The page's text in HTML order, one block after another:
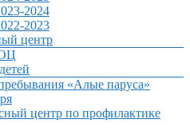
2024
2023
центр
«Алые паруса»
центр по профилактике